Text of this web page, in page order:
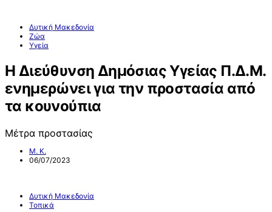
Δυτική Μακεδονία
Ζώα
Υγεία
H Διεύθυνση Δημόσιας Υγείας Π.Δ.Μ.
ενημερώνει για την προστασία από
τα κουνούπια
Μέτρα προστασίας
Μ. Κ.
06/07/2023
Δυτική Μακεδονία
Τοπικά